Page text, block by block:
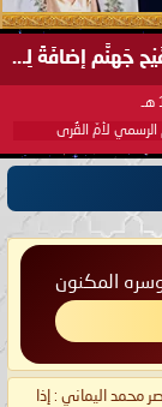
دَرَجات حَرارةِ المُنَاخ تَستَمِر في الارتِفاع بِسَبَب فَيْح جَهنَّم إضافَةً لِحرارةِ الشَّمس في مُحكَم القُرآن العَظيم ..
المكنون
محمد اليماني : إذا